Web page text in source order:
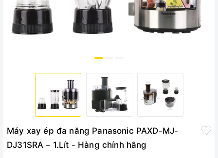
Máy xay ép đa năng Panasonic PAXD-MJ-
DJ31SRA – 1.Lít - Hàng chính hãng